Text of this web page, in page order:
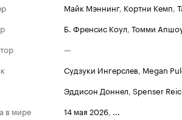
Майк Мэннинг, Кортни Кемп,
Б. Френсис Коул, Томми
—
Судзуки Ингерслев, Megan
Эддисон Доннел, Spenser
в мире
14 мая 2026, ...